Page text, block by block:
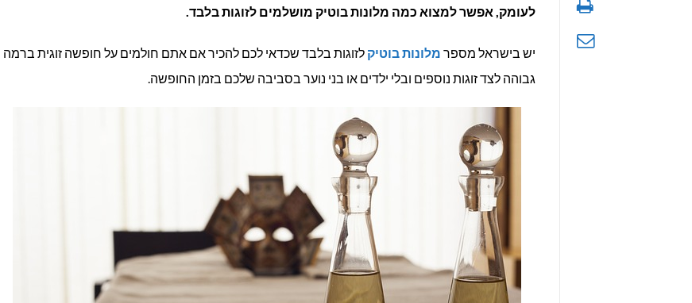
בארץ
לזוגות
בלבד
לעומק, אפשר למצוא כמה מלונות בוטיק מושלמים לזוגות בלבד.
יש בישראל מספר מלונות בוטיק לזוגות בלבד שכדאי לכם להכיר אם אתם חולמים על חופשה זוגית ברמה
גבוהה לצד זוגות נוספים ובלי ילדים או בני נוער בסביבה שלכם בזמן החופשה.